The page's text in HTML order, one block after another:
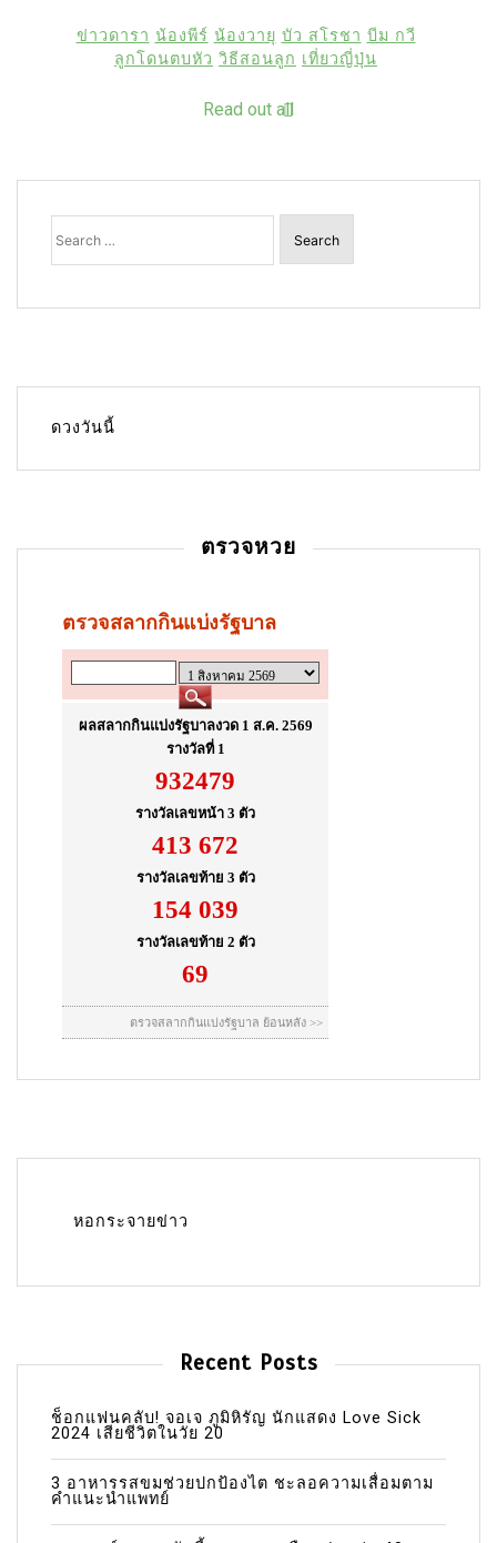
ข่าวดารา น้องพีร์ น้องวายุ บัว สโรชา บีม กวี
ลูกโดนตบหัว วิธีสอนลูก เที่ยวญี่ปุ่น
Read out all
Search
for:
ดวงวันนี้
ตรวจหวย
หอกระจายข่าว
Recent Posts
ช็อกแฟนคลับ! จอเจ ภูมิหิรัญ นักแสดง Love Sick
2024 เสียชีวิตในวัย 20
3 อาหารรสขมช่วยปกป้องไต ชะลอความเสื่อมตาม
คำแนะนำแพทย์